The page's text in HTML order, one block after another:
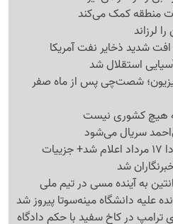
منطقه کمک می‌کند
لرزاند
افت شدید ذخایر نفت آمریکا
استقلال شد
شصت‌چی پس از ماه صفر
هیچ کشوری نیست
سریال می‌شود
شد
به آینده مسی در تیم ملی
علیه دانشگاه مینه‌سوتا پیروز شد